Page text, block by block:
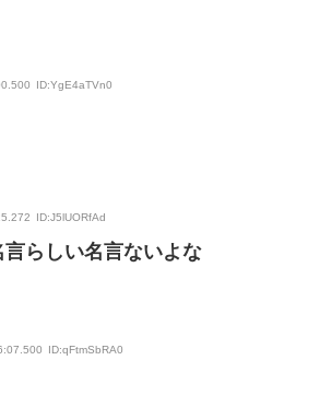
ID:YgE4aTVn0
ID:J5lUORfAd
らしい名言ないよな
ID:qFtmSbRA0